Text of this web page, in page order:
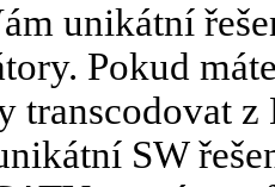
unikátní
Pokud
transcodovat
SW